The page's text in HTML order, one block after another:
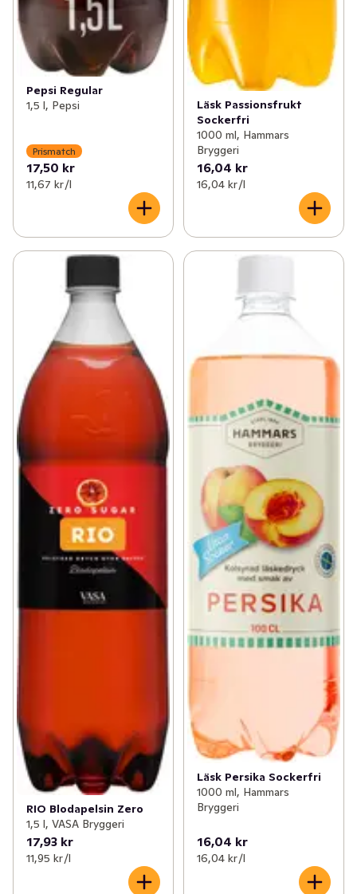
Pepsi Regular
1,5 l, Pepsi
Prismatch
17,50 kr
11,67 kr /l
Läsk Passionsfrukt
Sockerfri
1000 ml, Hammars
Bryggeri
16,04 kr
16,04 kr /l
RIO Blodapelsin Zero
1,5 l, VASA Bryggeri
17,93 kr
11,95 kr /l
Läsk Persika Sockerfri
1000 ml, Hammars
Bryggeri
16,04 kr
16,04 kr /l